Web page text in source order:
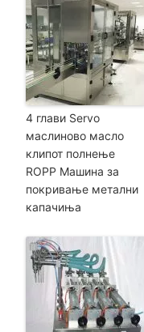
4 глави Servo
маслиново масло
клипот полнење
ROPP Машина за
покривање метални
капачиња